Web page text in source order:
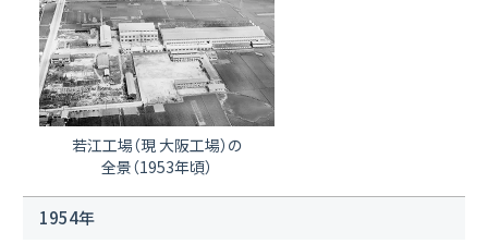
若江工場（現 大阪工場）の
全景（1953年頃）
1954年